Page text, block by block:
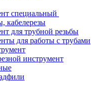
специальный
кабелерезы
для трубной резьбы
для работы с трубами
инструмент